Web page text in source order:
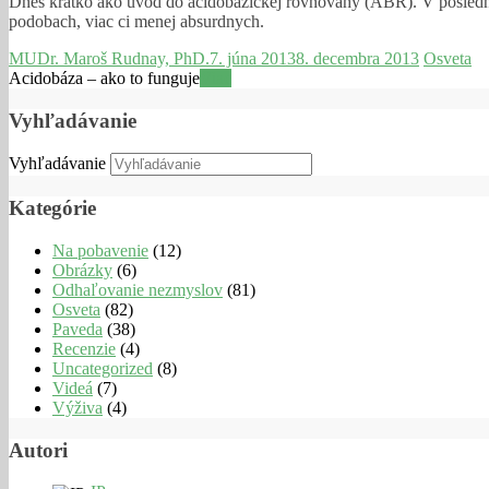
podobach, viac ci menej absurdnych.
MUDr. Maroš Rudnay, PhD.7. júna 20138. decembra 2013 Osveta
Acidobáza – ako to funguje
Vyhľadávanie
Vyhľadávanie
Kategórie
Na pobavenie (12)
Obrázky (6)
Odhaľovanie nezmyslov (81)
Osveta (82)
Paveda (38)
Recenzie (4)
Uncategorized (8)
Videá (7)
Výživa (4)
Autori